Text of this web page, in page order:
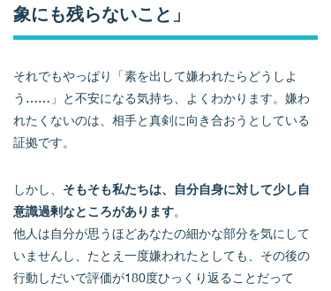
象にも残らないこと」
それでもやっぱり「素を出して嫌われたらどうしよ
う……」と不安になる気持ち、よくわかります。嫌わ
れたくないのは、相手と真剣に向き合おうとしている
証拠です。
しかし、 そもそも私たちは、自分自身に対して少し自
意識過剰なところがあります。
他人は自分が思うほどあなたの細かな部分を気にして
いませんし、たとえ一度嫌われたとしても、その後の
行動しだいで評価が180度ひっくり返ることだって